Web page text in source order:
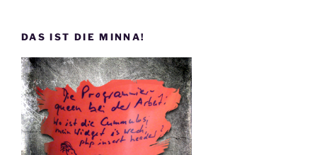
DAS IST DIE MINNA!